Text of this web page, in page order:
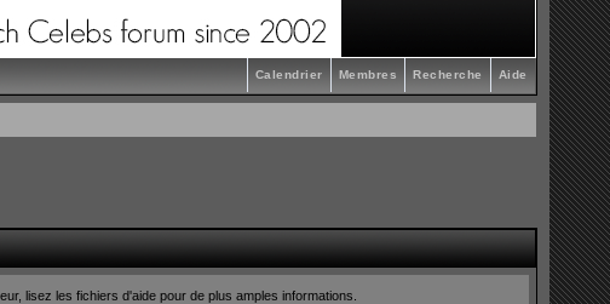
Aide
Recherche
Membres
Calendrier
lisez les fichiers d'aide pour de plus amples informations.